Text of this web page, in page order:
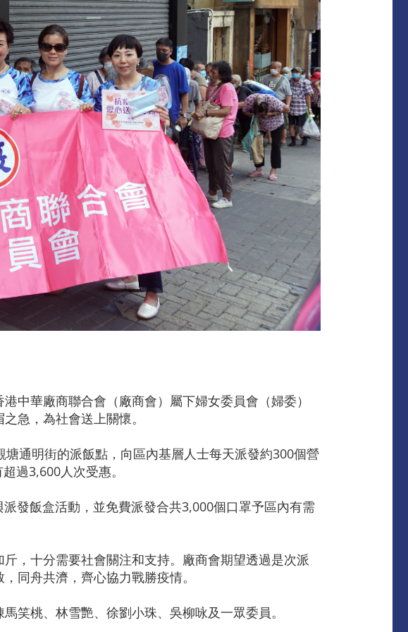
中華廠商聯合會（廠商會）屬下婦女委員會（婦委）
急，為社會送上關懷。
通明街的派飯點，向區內基層人士每天派發約300個營
過3,600人次受惠。
發飯盒活動，並免費派發合共3,000個口罩予區內有需
，十分需要社會關注和支持。廠商會期望透過是次派
同舟共濟，齊心協力戰勝疫情。
笑桃、林雪艷、徐劉小珠、吳柳咏及一眾委員。